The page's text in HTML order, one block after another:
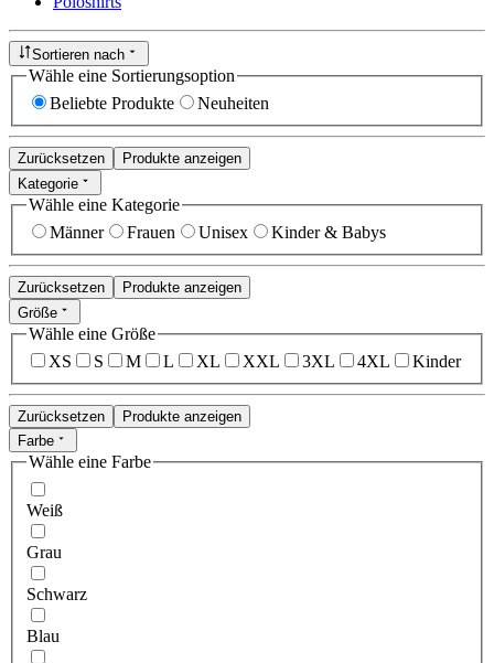
Sortieren nach
Wähle eine Sortierungsoption
Beliebte Produkte
Neuheiten
Zurücksetzen
Produkte anzeigen
Kategorie
Wähle eine Kategorie
Männer
Frauen Unisex Kinder & Babys
Zurücksetzen
Produkte anzeigen
Größe
Wähle eine Größe
XS
S M L XL XXL 3XL 4XL Kinder
Zurücksetzen
Produkte anzeigen
Farbe
Wähle eine Farbe
Weiß
Grau
Schwarz
Blau